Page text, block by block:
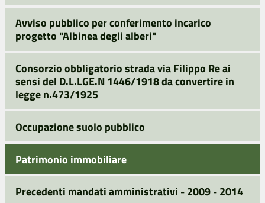
Avviso pubblico per conferimento incarico
progetto "Albinea degli alberi"
Consorzio obbligatorio strada via Filippo Re ai
sensi del D.L.LGE.N 1446/1918 da convertire in
legge n.473/1925
Occupazione suolo pubblico
Patrimonio immobiliare
Precedenti mandati amministrativi - 2009 - 2014